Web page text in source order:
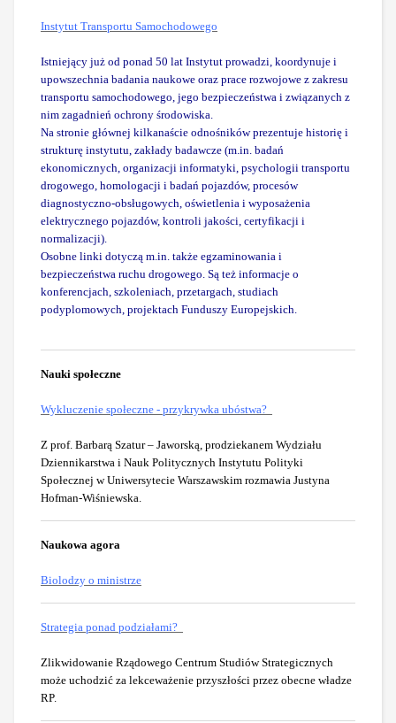
Instytut Transportu Samochodowego
Istniejący już od ponad 50 lat Instytut prowadzi, koordynuje i
upowszechnia badania naukowe oraz prace rozwojowe z zakresu
transportu samochodowego, jego bezpieczeństwa i związanych z
nim zagadnień ochrony środowiska.
Na stronie głównej kilkanaście odnośników prezentuje historię i
strukturę instytutu, zakłady badawcze (m.in. badań
ekonomicznych, organizacji informatyki, psychologii transportu
drogowego, homologacji i badań pojazdów, procesów
diagnostyczno-obsługowych, oświetlenia i wyposażenia
elektrycznego pojazdów, kontroli jakości, certyfikacji i
normalizacji).
Osobne linki dotyczą m.in. także egzaminowania i
bezpieczeństwa ruchu drogowego. Są też informacje o
konferencjach, szkoleniach, przetargach, studiach
podyplomowych, projektach Funduszy Europejskich.
Nauki społeczne
Wykluczenie społeczne - przykrywka ubóstwa?
Z prof. Barbarą Szatur – Jaworską, prodziekanem Wydziału
Dziennikarstwa i Nauk Politycznych Instytutu Polityki
Społecznej w Uniwersytecie Warszawskim rozmawia Justyna
Hofman-Wiśniewska.
Naukowa agora
Biolodzy o ministrze
Strategia ponad podziałami?
Zlikwidowanie Rządowego Centrum Studiów Strategicznych
może uchodzić za lekceważenie przyszłości przez obecne władze
RP.